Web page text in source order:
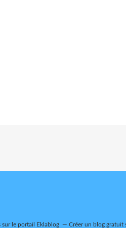
sur le portail Eklablog Créer un blog gratuit